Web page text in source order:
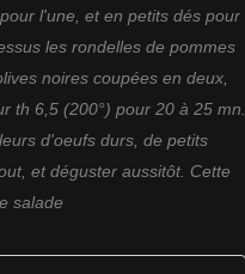
l'une, et en petits dés pour
les rondelles de pommes
noires coupées en deux,
th 6,5 (200°) pour 20 à 25 mn.
d'oeufs durs, de petits
et déguster aussitôt. Cette
salade